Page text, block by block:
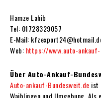
Hamze Lahib
Tel: 01728329057
E-Mail:
Web: https://www.auto-
Über Auto-Ankauf-
Auto-ankauf-Bundesweit.de ist
Waiblingen und Umgebung.